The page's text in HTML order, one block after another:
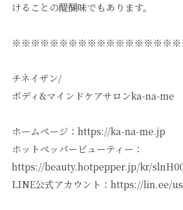
けることの醍醐味でもあります。
チネイザン/
ボディ&マインドケアサロンka-na-me
ホームページ：https://ka-na-me.jp
ホットペッパービューティー：
https://beauty.hotpepper.jp/kr/
LINE公式アカウント：https://lin.ee/